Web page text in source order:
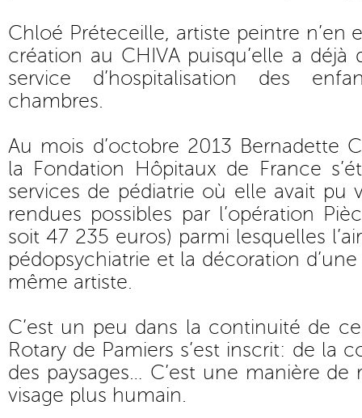
Chloé Préteceille, artiste peintre n’en
création au CHIVA puisqu’elle a
service d’hospitalisation des
chambres.
Au mois d’octobre 2013 Bernadette
la Fondation Hôpitaux de France
services de pédiatrie où elle avait pu
rendues possibles par l’opération
soit 47 235 euros) parmi lesquelles
pédopsychiatrie et la décoration
même artiste.
C’est un peu dans la continuité de
Rotary de Pamiers s’est inscrit: de la
des paysages… C’est une manière de
visage plus humain.